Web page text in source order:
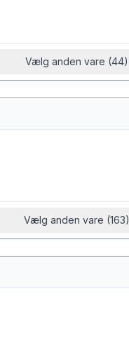
Vælg anden vare (44)
Vælg anden vare (163)